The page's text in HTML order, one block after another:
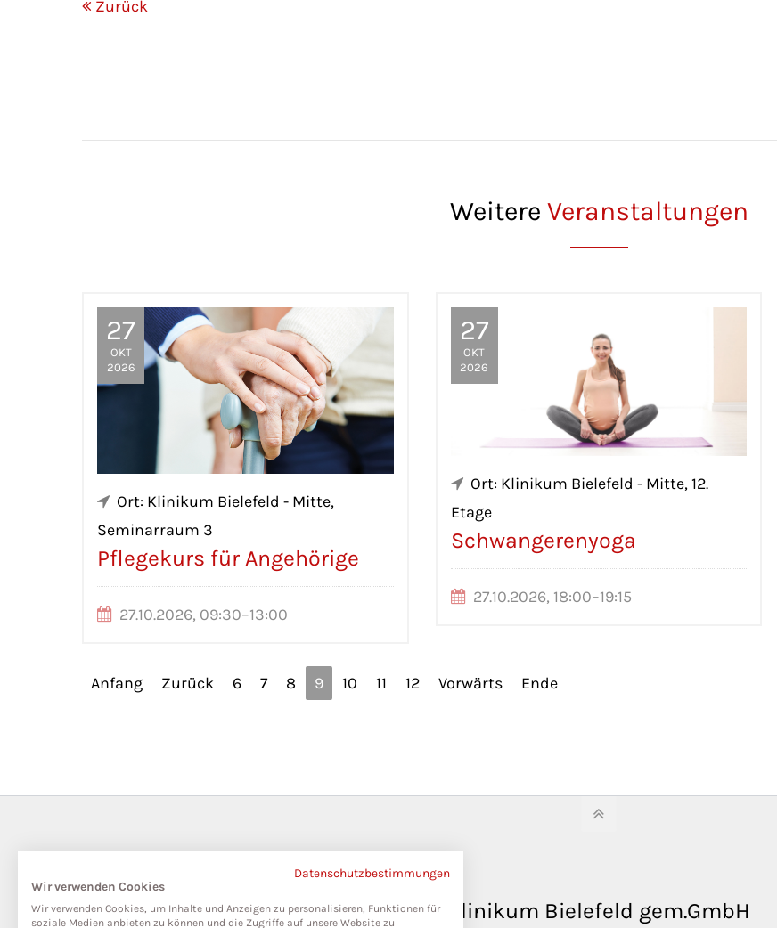
Zurück
Weitere Veranstaltungen
27
OKT
2026
Ort: Klinikum Bielefeld - Mitte,
Seminarraum 3
Pflegekurs für Angehörige
27.10.2026, 09:30–13:00
27
OKT
2026
Ort: Klinikum Bielefeld - Mitte, 12.
Etage
Schwangerenyoga
27.10.2026, 18:00–19:15
Anfang Zurück 6 7 8 9 10 11 12 Vorwärts Ende
Klinikum Bielefeld gem.GmbH
Datenschutzbestimmungen
Wir verwenden Cookies
Wir verwenden Cookies, um Inhalte und Anzeigen zu personalisieren, Funktionen für
soziale Medien anbieten zu können und die Zugriffe auf unsere Website zu